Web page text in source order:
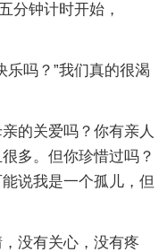
分钟计时开始，
乐吗？”我们真的很渴
的关爱吗？你有亲人
多。但你珍惜过吗？
说我是一个孤儿，但
没有关心，没有疼